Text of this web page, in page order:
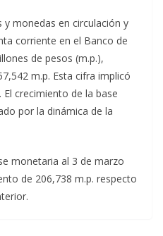
y monedas en circulación y
corriente en el Banco de
de pesos (m.p.),
m.p. Esta cifra implicó
crecimiento de la base
por la dinámica de la
monetaria al 3 de marzo
de 206,738 m.p. respecto